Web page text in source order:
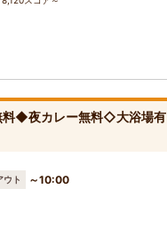
料◆夜カレー無料◇大浴場有
ウト
～10:00